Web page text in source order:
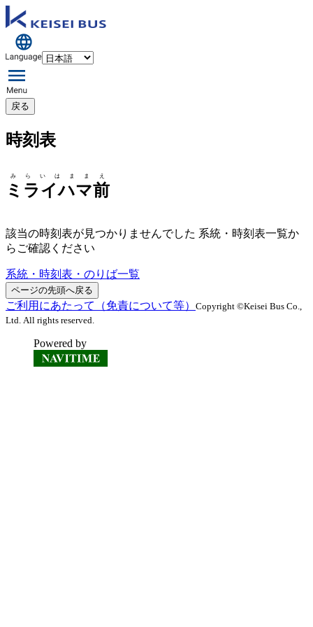
戻る
時刻表
ミライハマ前
みらいはままえ
該当の時刻表が見つかりませんでした 系統・時刻表一覧か
らご確認ください
系統・時刻表・のりば一覧
ページの先頭へ戻る
ご利用にあたって（免責について等） Copyright ©Keisei Bus Co.,
Ltd. All rights reserved.
Powered by